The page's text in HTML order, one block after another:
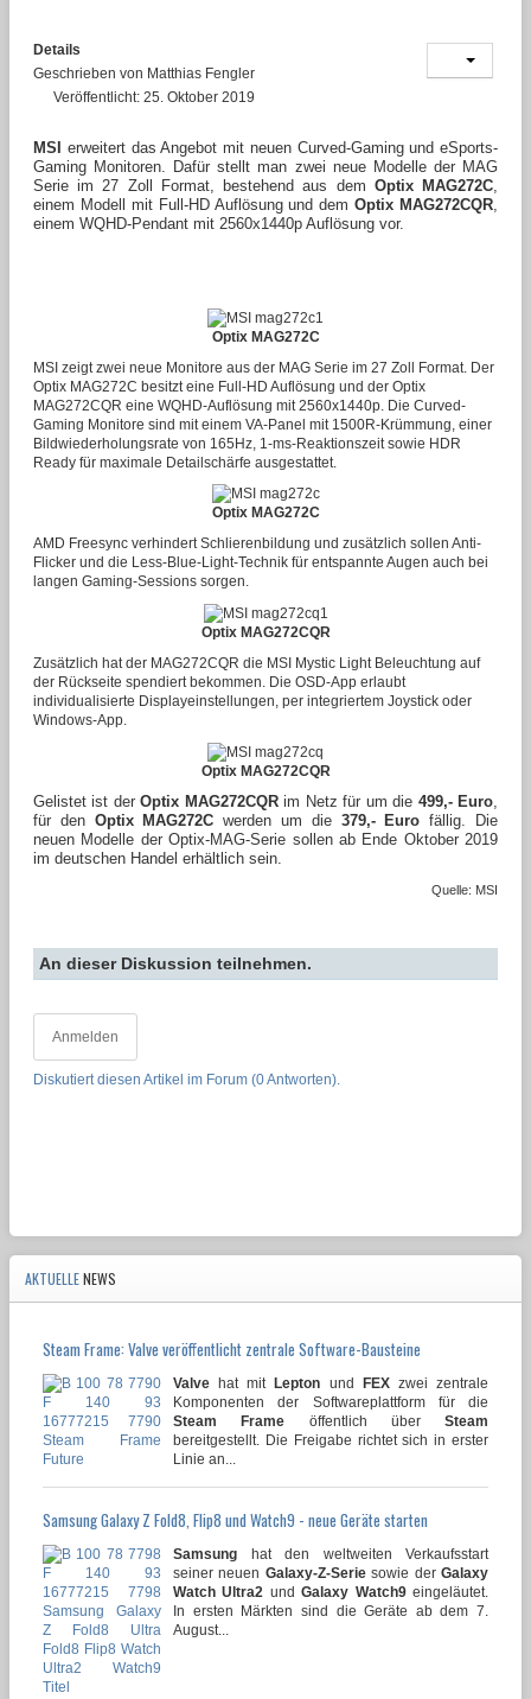
Details
Geschrieben von Matthias Fengler
Veröffentlicht: 25. Oktober 2019
MSI erweitert das Angebot mit neuen Curved-Gaming und eSports-
Gaming Monitoren. Dafür stellt man zwei neue Modelle der MAG
Serie im 27 Zoll Format, bestehend aus dem Optix MAG272C
einem Modell mit Full-HD Auflösung und demOptix MAG272CQR
einem WQHD-Pendant mit 2560x1440p Auflösung vor.
Optix MAG272C
MSI zeigt zwei neue Monitore aus der MAG Serie im 27 Zoll Format. Der
Optix MAG272C besitzt eine Full-HD Auflösung und der Optix
MAG272CQR eine WQHD-Auflösung mit 2560x1440p. Die Curved-
Gaming Monitore sind mit einem VA-Panel mit 1500R-Krümmung, einer
Bildwiederholungsrate von 165Hz, 1-ms-Reaktionszeit sowie HDR
Ready für maximale Detailschärfe ausgestattet.
Optix MAG272C
AMD Freesync verhindert Schlierenbildung und zusätzlich sollen Anti-
Flicker und die Less-Blue-Light-Technik für entspannte Augen auch bei
langen Gaming-Sessions sorgen.
Optix MAG272CQR
Zusätzlich hat der MAG272CQR die MSI Mystic Light Beleuchtung auf
der Rückseite spendiert bekommen. Die OSD-App erlaubt
individualisierte Displayeinstellungen, per integriertem Joystick oder
Windows-App.
Optix MAG272CQR
Gelistet ist derOptix MAG272CQRim Netz für um die 499,- Euro,
für den Optix MAG272C werden um die 379,- Euro fällig. Die
neuen Modelle der Optix-MAG-Serie sollen ab Ende Oktober 2019
im deutschen Handel erhältlich sein.
Quelle: MSI
An dieser Diskussion teilnehmen.
Anmelden
Diskutiert diesen Artikel im Forum (0 Antworten).
AKTUELLENEWS
Steam Frame: Valve veröffentlicht zentrale Software-Bausteine
Valve hat mit Lepton und FEXzwei zentrale
Komponenten der Softwareplattform für die
Steam Frame öffentlich über Steam
bereitgestellt. Die Freigabe richtet sich in erster
Linie an...
Samsung Galaxy Z Fold8, Flip8 und Watch9 - neue Geräte starten
Samsung hat den weltweiten Verkaufsstart
seiner neuen Galaxy-Z-Seriesowie derGalaxy
Watch Ultra2 undGalaxy Watch9eingeläutet.
In ersten Märkten sind die Geräte ab dem 7.
August...